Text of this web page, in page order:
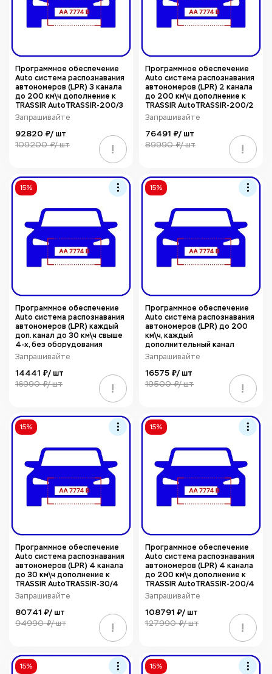
Программное обеспечение
Auto система распознавания
автономеров (LPR) 3 канала
до 200 км\ч дополнение к
TRASSIR AutoTRASSIR-200/3
Запрашивайте
92820 ₽/ шт
109200 ₽/ шт !
Программное обеспечение
Auto система распознавания
автономеров (LPR) 2 канала
до 200 км\ч дополнение к
TRASSIR AutoTRASSIR-200/2
Запрашивайте
76491 ₽/ шт
89990 ₽/ шт !
15%
Программное обеспечение
Auto система распознавания
автономеров (LPR) каждый
доп. канал до 30 км\ч свыше
4-х, без оборудования
TRASSIR AutoTRASSIR-30/+1
Запрашивайте
14441 ₽/ шт
16990 ₽/ шт !
15%
Программное обеспечение
Auto система распознавания
автономеров (LPR) до 200
км\ч, каждый
дополнительный канал
свыше 4-х TRASSIR
AutoTRASSIR-200/+1
Запрашивайте
16575 ₽/ шт
19500 ₽/ шт !
15%
Программное обеспечение
Auto система распознавания
автономеров (LPR) 4 канала
до 30 км\ч дополнение к
TRASSIR AutoTRASSIR-30/4
Запрашивайте
80741 ₽/ шт
94990 ₽/ шт !
15%
Программное обеспечение
Auto система распознавания
автономеров (LPR) 4 канала
до 200 км\ч дополнение к
TRASSIR AutoTRASSIR-200/4
Запрашивайте
108791 ₽/ шт
127990 ₽/ шт !
15% 15%